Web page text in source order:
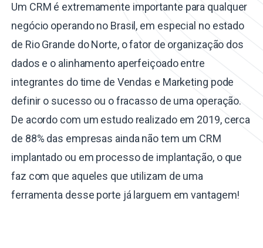
Um CRM é extremamente importante para qualquer
negócio operando no Brasil, em especial no estado
de Rio Grande do Norte, o fator de organização dos
dados e o alinhamento aperfeiçoado entre
integrantes do time de Vendas e Marketing pode
definir o sucesso ou o fracasso de uma operação.
De acordo com um estudo realizado em 2019, cerca
de 88% das empresas ainda não tem um CRM
implantado ou em processo de implantação, o que
faz com que aqueles que utilizam de uma
ferramenta desse porte já larguem em vantagem!